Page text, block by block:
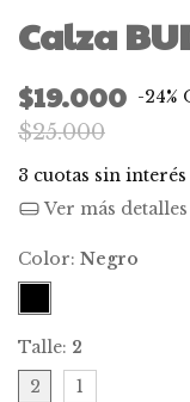
Calza
$19.000 -24%
$25.000
3 cuotas sin interés
Ver más detalles
Color: Negro
Talle: 2
2
1